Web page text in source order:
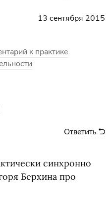
13 сентября 2015
к практике
Ответить
синхронно
Берхина про